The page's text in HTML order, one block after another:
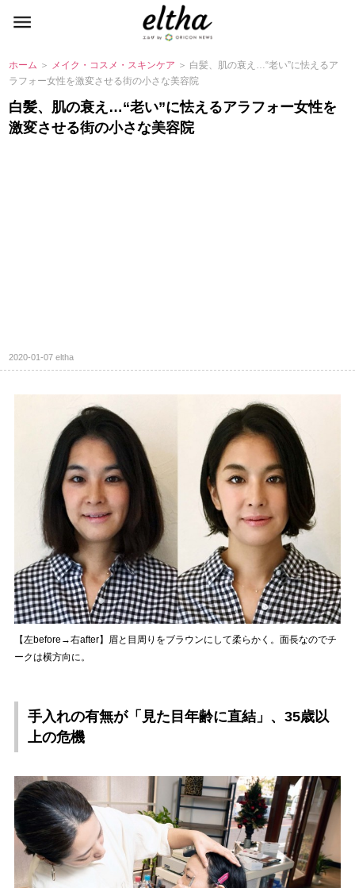
ホーム ＞ メイク・コスメ・スキンケア ＞ 白髪、肌の衰え…“老い”に怯えるア
ラフォー女性を激変させる街の小さな美容院
白髪、肌の衰え…“老い”に怯えるアラフォー女性を
激変させる街の小さな美容院
2020-01-07eltha
【左before→右after】眉と目周りをブラウンにして柔らかく。面長なのでチ
ークは横方向に。
手入れの有無が「見た目年齢に直結」、35歳以
上の危機